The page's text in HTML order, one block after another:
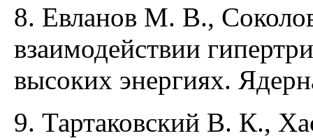
8. Евланов М. В.,
взаимодействии
высоких энергиях.
9. Тартаковский В. К.,